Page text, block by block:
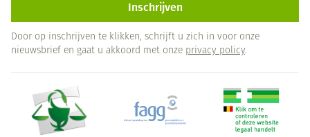
Inschrijven
Door op inschrijven te klikken, schrijft u zich in voor onze
nieuwsbrief en gaat u akkoord met onze privacy policy.